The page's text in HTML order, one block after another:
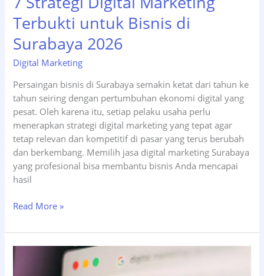
Terbukti untuk Bisnis di
Surabaya 2026
Digital Marketing
Persaingan bisnis di Surabaya semakin ketat dari tahun ke
tahun seiring dengan pertumbuhan ekonomi digital yang
pesat. Oleh karena itu, setiap pelaku usaha perlu
menerapkan strategi digital marketing yang tepat agar
tetap relevan dan kompetitif di pasar yang terus berubah
dan berkembang. Memilih jasa digital marketing Surabaya
yang profesional bisa membantu bisnis Anda mencapai
hasil
7
Digital
Marketing
Read More »